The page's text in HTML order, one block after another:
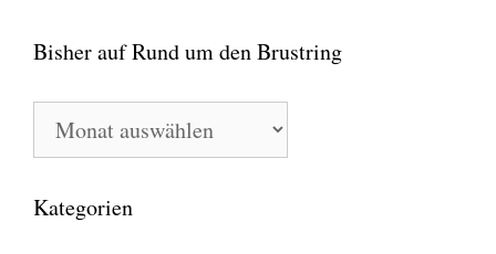
Bisher auf Rund um den Brustring
Bisher
auf
Rund
den
Brustring
Kategorien